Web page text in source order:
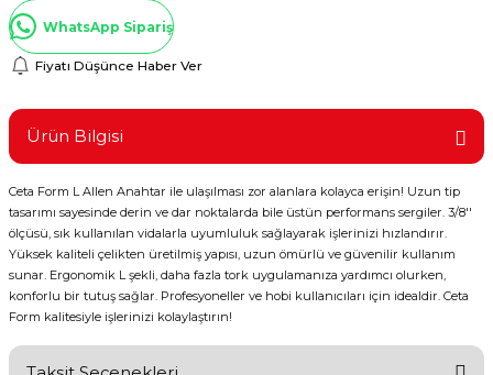
Aletleri
WhatsApp Sipariş
Fiyatı Düşünce Haber Ver
Ürün Bilgisi
Ceta Form L Allen Anahtar ile ulaşılması zor alanlara kolayca erişin! Uzun tip
tasarımı sayesinde derin ve dar noktalarda bile üstün performans sergiler. 3/8''
ölçüsü, sık kullanılan vidalarla uyumluluk sağlayarak işlerinizi hızlandırır.
Yüksek kaliteli çelikten üretilmiş yapısı, uzun ömürlü ve güvenilir kullanım
sunar. Ergonomik L şekli, daha fazla tork uygulamanıza yardımcı olurken,
konforlu bir tutuş sağlar. Profesyoneller ve hobi kullanıcıları için idealdir. Ceta
Form kalitesiyle işlerinizi kolaylaştırın!